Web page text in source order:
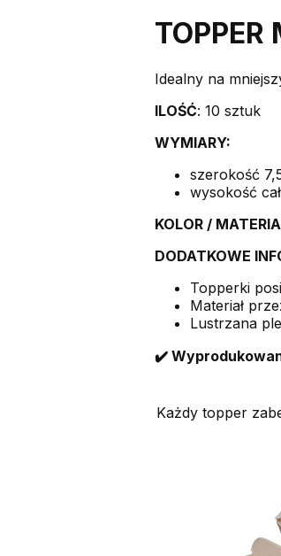
TOPPER
Idealny na
ILOŚĆ: 10 sztuk
WYMIARY:
szerokość
wysokość
KOLOR /
DODATKOWE
Topperki
Materiał
Lustrzana
✔️
Każdy topper